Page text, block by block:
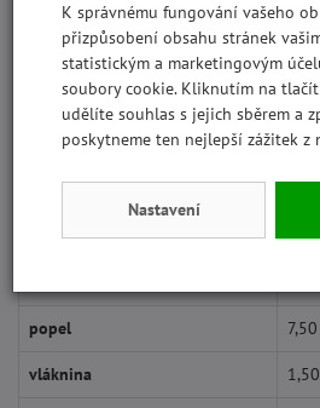
Krmný návod:Krmivo lze podávat suché,
kombinaci s kapsičkami Brit Premium.
uvedena v krmné tabulce. Vždy zajistěte
pitné vodě. Skladujte na suchém a
přímým slunečním světlem.
Analyticky
Protein
popel
vláknina
K správnému fungování vašeho
přizpůsobení obsahu stránek
statistickým a marketingovým
soubory cookie. Kliknutím na
udělíte souhlas s jejich sběrem a
poskytneme ten nejlepší zážitek z
Nastavení